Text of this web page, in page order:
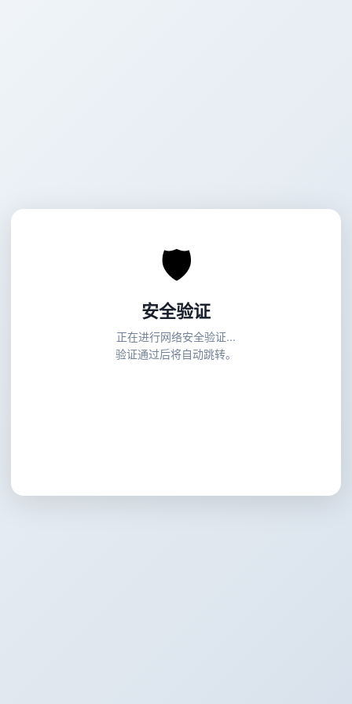
🛡
安全验证
正在进行网络安全验证...
验证通过后将自动跳转。